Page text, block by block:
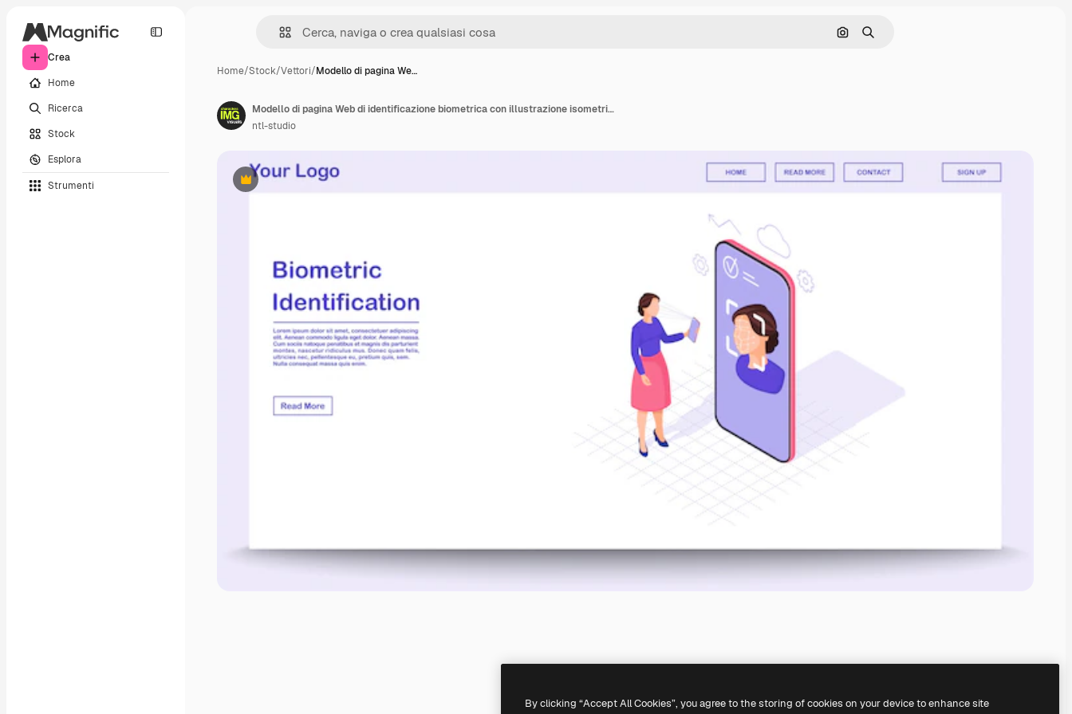
Crea
Home
Ricerca
Stock
Esplora
Strumenti
Cerca per immagine
Ricerca
Home/Stock/Vettori/Modello di pagina We…
Premium
Modello di pagina Web di identificazione biometrica con illustrazione isometrica
ntl-studio
By clicking “Accept All Cookies”, you agree to the storing of cookies on your device to enhance site